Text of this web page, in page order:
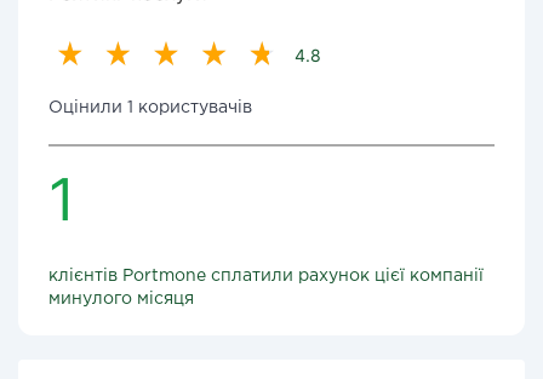
4.8
Оцінили 1 користувачів
1
клієнтів Portmone сплатили рахунок цієї компанії
минулого місяця